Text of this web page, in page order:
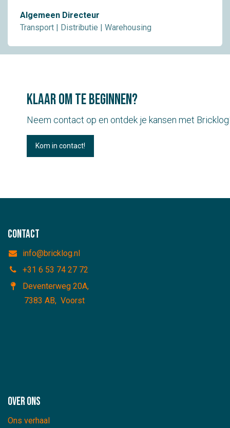
Algemeen Directeur
Transport | Distributie | Warehousing
klaar om te beginnen?
Neem contact op en ontdek je kansen met
Kom in contact!
Contact
info@bricklog.nl
+31 6 53 74 27 72
Deventerweg 20A,
7383 AB, Voorst
Over ons
Ons verhaal